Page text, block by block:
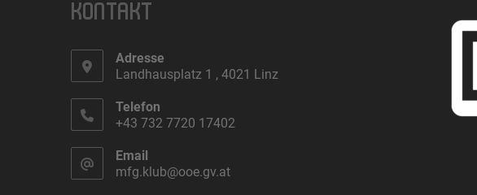
KONTAKT
Adresse
Landhausplatz 1 , 4021 Linz
Telefon
+43 732 7720 17402
Email
mfg.klub@ooe.gv.at